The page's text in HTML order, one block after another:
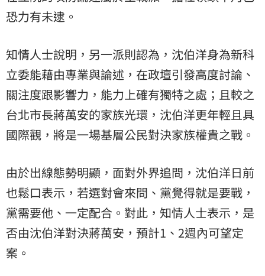
恐力有未逮。
知情人士說明，另一派則認為，沈伯洋身為新科
立委能藉由專業與論述，在政壇引發高度討論、
關注度跟影響力，能力上確有獨特之處；且較之
台北市長蔣萬安的家族光環，沈伯洋更年輕且具
國際觀，將是一場基層公民對決家族權貴之戰。
由於出線態勢明顯，面對外界追問，沈伯洋日前
也鬆口表示，若選對會來問、黨覺得就是要戰，
黨需要他、一定配合。對此，知情人士表示，是
否由沈伯洋對決蔣萬安，預計1、2週內可望定
案。